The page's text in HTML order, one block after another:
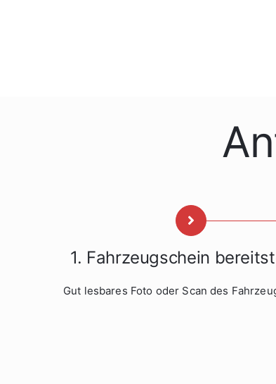
1. Fahrzeugschein
Gut lesbares Foto oder Scan des